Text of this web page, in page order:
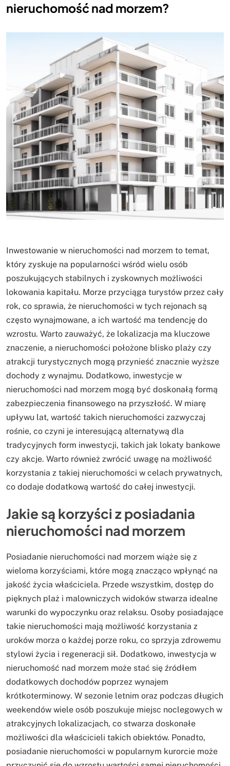
nieruchomość nad morzem?
Inwestowanie w nieruchomości nad morzem to temat,
który zyskuje na popularności wśród wielu osób
poszukujących stabilnych i zyskownych możliwości
lokowania kapitału. Morze przyciąga turystów przez cały
rok, co sprawia, że nieruchomości w tych rejonach są
często wynajmowane, a ich wartość ma tendencję do
wzrostu. Warto zauważyć, że lokalizacja ma kluczowe
znaczenie, a nieruchomości położone blisko plaży czy
atrakcji turystycznych mogą przynieść znacznie wyższe
dochody z wynajmu. Dodatkowo, inwestycje w
nieruchomości nad morzem mogą być doskonałą formą
zabezpieczenia finansowego na przyszłość. W miarę
upływu lat, wartość takich nieruchomości zazwyczaj
rośnie, co czyni je interesującą alternatywą dla
tradycyjnych form inwestycji, takich jak lokaty bankowe
czy akcje. Warto również zwrócić uwagę na możliwość
korzystania z takiej nieruchomości w celach prywatnych,
co dodaje dodatkową wartość do całej inwestycji.
Jakie są korzyści z posiadania
nieruchomości nad morzem
Posiadanie nieruchomości nad morzem wiąże się z
wieloma korzyściami, które mogą znacząco wpłynąć na
jakość życia właściciela. Przede wszystkim, dostęp do
pięknych plaż i malowniczych widoków stwarza idealne
warunki do wypoczynku oraz relaksu. Osoby posiadające
takie nieruchomości mają możliwość korzystania z
uroków morza o każdej porze roku, co sprzyja zdrowemu
stylowi życia i regeneracji sił. Dodatkowo, inwestycja w
nieruchomość nad morzem może stać się źródłem
dodatkowych dochodów poprzez wynajem
krótkoterminowy. W sezonie letnim oraz podczas długich
weekendów wiele osób poszukuje miejsc noclegowych w
atrakcyjnych lokalizacjach, co stwarza doskonałe
możliwości dla właścicieli takich obiektów. Ponadto,
posiadanie nieruchomości w popularnym kurorcie może